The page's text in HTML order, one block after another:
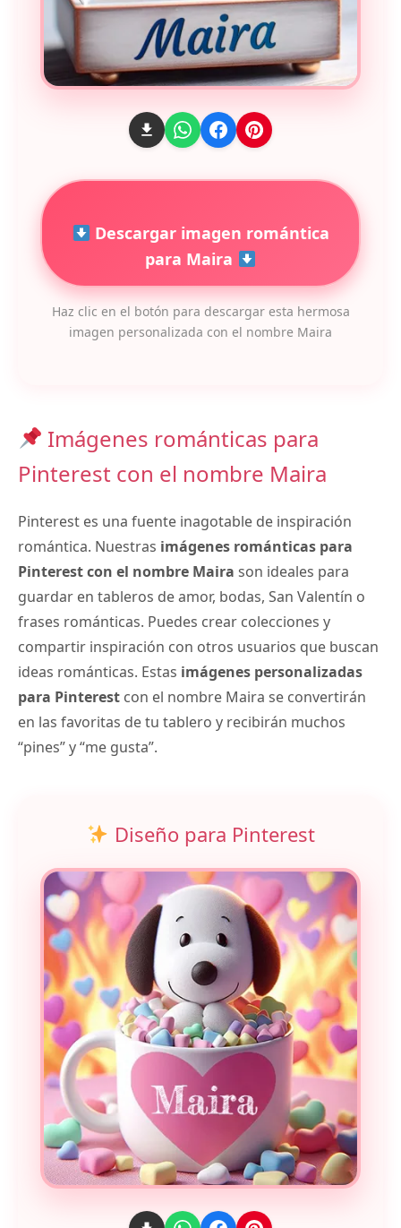
Descargar imagen romántica
para Maira
Haz clic en el botón para descargar esta hermosa
imagen personalizada con el nombre Maira
Imágenes románticas para
Pinterest con el nombre Maira
Pinterest es una fuente inagotable de inspiración
romántica. Nuestras imágenes románticas para
Pinterest con el nombre Maira son ideales para
guardar en tableros de amor, bodas, San Valentín o
frases románticas. Puedes crear colecciones y
compartir inspiración con otros usuarios que buscan
ideas románticas. Estas imágenes personalizadas
para Pinterest con el nombre Maira se convertirán
en las favoritas de tu tablero y recibirán muchos
“pines” y “me gusta”.
Diseño para Pinterest